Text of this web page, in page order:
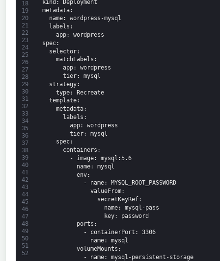
18
19
20
21
22
23
24
25
26
27
28
29
30
31
32
33
34
35
36
37
38
39
40
41
42
43
44
45
46
47
48
49
50
51
52
kind : Deployment
metadata:
name: wordpress-mysql
labels :
app: wordpress
spec:
selector:
matchLabels :
app: wordpress
tier: mysql
strategy:
type: Recreate
template:
metadata:
labels :
app: wordpress
tier: mysql
spec:
containers :
-
image: mysql :5.6
name: mysql
env:
-
name: MYSQL_ROOT_PASSWORD
valueFrom:
secretKeyRef:
name: mysql-pass
key: password
ports :
-
containerPort : 3306
name: mysql
volumeMounts :
-
name: mysql-persistent-storage